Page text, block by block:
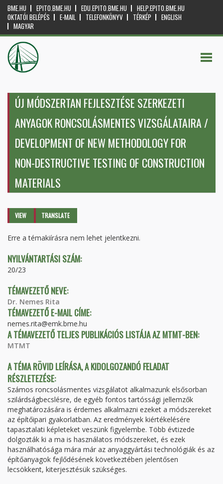
BME.HU EPITO.BME.HU EDU.EPITO.BME.HU
HELP.EPITO.BME.HU
OKTATÓI BELÉPÉS
E-MAIL TELEFONKÖNYV TÉRKÉP
ENGLISH
MAGYAR
ÚJ MÓDSZERTAN FEJLESZTÉSE SZERKEZETI
ANYAGOK RONCSOLÁSMENTES VIZSGÁLATAIRA /
DEVELOPMENT OF NEW METHODOLOGY FOR
NON-DESTRUCTIVE TESTING OF CONSTRUCTION
MATERIALS
Primary tabs
VIEW (ACTIVETRANSLATE
Erre a témakiírásra nem lehet jelentkezni.
NYILVÁNTARTÁSI SZÁM:
20/23
TÉMAVEZETŐ NEVE:
Dr. Nemes Rita
TÉMAVEZETŐ E-MAIL CÍME:
nemes.rita@emk.bme.hu
A TÉMAVEZETŐ TELJES PUBLIKÁCIÓS LISTÁJA AZ MTMT-BEN:
MTMT
A TÉMA RÖVID LEÍRÁSA, A KIDOLGOZANDÓ FELADAT
RÉSZLETEZÉSE:
Számos roncsolásmentes vizsgálatot alkalmazunk elsősorban
szilárdságbecslésre, de egyéb fontos tartóssági jellemzők
meghatározására is érdemes alkalmazni ezeket a módszereket
az építőipari gyakorlatban. Az eredmények kiértékelésére
tapasztalati képleteket veszünk figyelembe. Több évtizede
dolgozták ki a ma is használatos módszereket, és ezek
használhatósága mára már az anyaggyártási technológiák és az
építőanyagok fejlődésének következtében jelentősen
lecsökkent, kiterjesztésük szükséges.